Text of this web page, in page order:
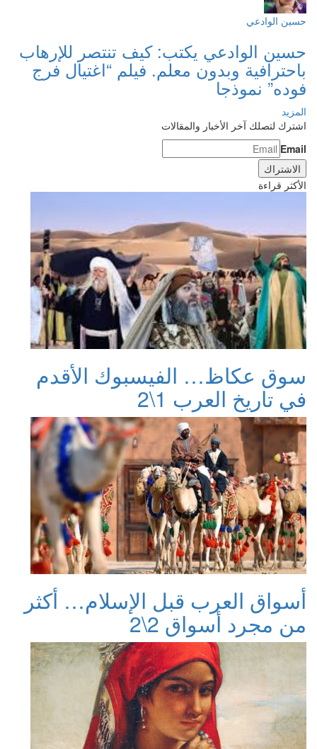
حسين الوادعي
حسين الوادعي يكتب: كيف تنتصر للإرهاب
باحترافية وبدون معلم. فيلم “اغتيال فرج
فوده” نموذجا
المزيد
اشترك لتصلك آخر الأخبار والمقالات
Email
الأكثر قراءة
سوق عكاظ… الفيسبوك الأقدم
في تاريخ العرب 1\2
أسواق العرب قبل الإسلام… أكثر
من مجرد أسواق 2\2